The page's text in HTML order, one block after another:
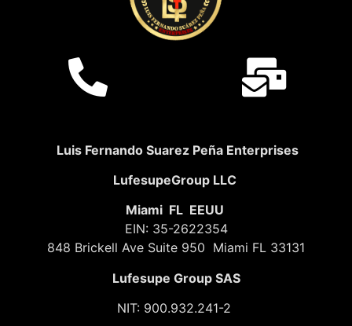
Luis Fernando Suarez Peña Enterprises
LufesupeGroup LLC
Miami FL EEUU
EIN: 35-2622354
848 Brickell Ave Suite 950 Miami FL 33131
Lufesupe Group SAS
NIT: 900.932.241-2